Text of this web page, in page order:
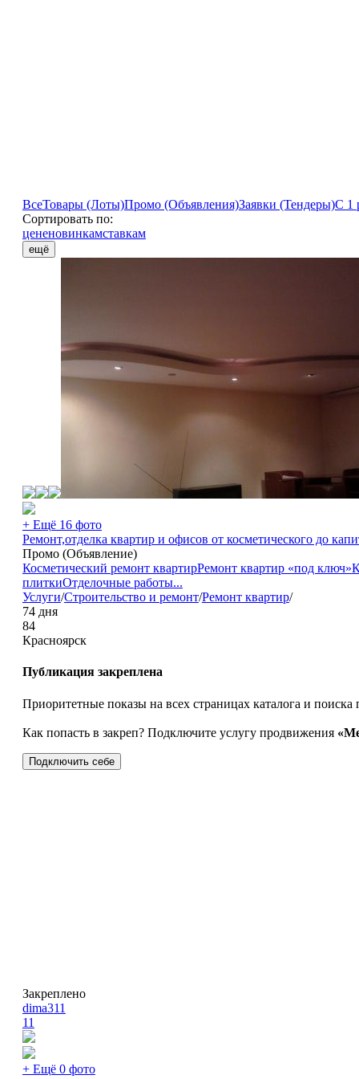
ВсеТовары (Лоты)Промо (Объявления)Заявки (Тендеры)С 1
Сортировать по:
цененовинкамставкам
ещё
+ Ещё 16 фото
Ремонт,отделка квартир и офисов от косметического до
Промо (Объявление)
Косметический ремонт квартирРемонт квартир «под ключ»
плиткиОтделочные работы...
Услуги/Строительство и ремонт/Ремонт квартир/
74 дня
84
Красноярск
Публикация закреплена
Приоритетные показы на всех страницах каталога и
Как попасть в закреп? Подключите услугу продвижения
Подключить себе
Закреплено
dima311
11
+ Ещё 0 фото